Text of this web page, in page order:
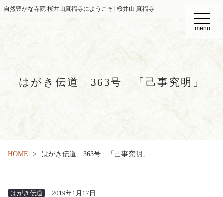
自然豊かな寺院 桜井山真福寺にようこそ | 桜井山 真福寺
t
o
g
menu
はがき伝道 363号 「己事究明」
HOME はがき伝道 363号 「己事究明」
はがき伝道 2019年1月17日